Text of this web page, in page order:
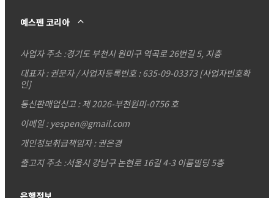
예스펜 코리아
사업자 주소 :경기도 부천시 원미구 역곡로 26번길 5, 지층
대표자 : 권문자 / 사업자등록번호 : 635-09-03373 [사업자번호확
인]
통신판매업신고 : 제 2026-부천원미-0756 호
이메일 : yespen@gmail.com
개인정보취급책임자 : 권은경
출고지 주소 :서울시 강남구 논현로 16길 4-3 이룸빌딩 5층
은행정보